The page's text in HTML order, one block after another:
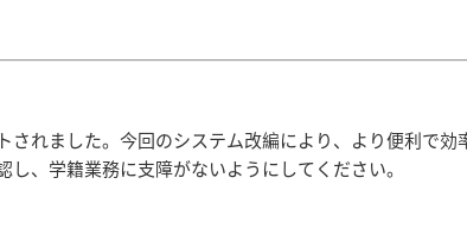
れました。今回のシステム改編により、より便利で
、学籍業務に支障がないようにしてください。